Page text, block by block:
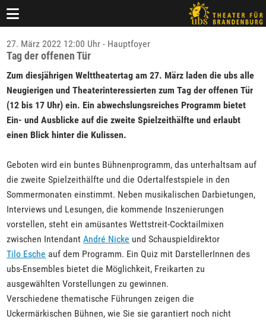
27. März 2022 12:00 Uhr - Hauptfoyer
Tag der offenen Tür
Zum diesjährigen Welttheatertag am 27. März laden die ubs alle
Neugierigen und Theaterinteressierten zum Tag der offenen Tür
(12 bis 17 Uhr) ein. Ein abwechslungsreiches Programm bietet
Ein- und Ausblicke auf die zweite Spielzeithälfte und erlaubt
einen Blick hinter die Kulissen.
Geboten wird ein buntes Bühnenprogramm, das unterhaltsam auf
die zweite Spielzeithälfte und die Odertalfestspiele in den
Sommermonaten einstimmt. Neben musikalischen Darbietungen,
Interviews und Lesungen, die kommende Inszenierungen
vorstellen, steht ein amüsantes Wettstreit-Cocktailmixen
zwischen IntendantAndré Nicke und Schauspieldirektor
Tilo Esche auf dem Programm. Ein Quiz mit DarstellerInnen des
ubs-Ensembles bietet die Möglichkeit, Freikarten zu
ausgewählten Vorstellungen zu gewinnen.
Verschiedene thematische Führungen zeigen die
Uckermärkischen Bühnen, wie Sie sie garantiert noch nicht